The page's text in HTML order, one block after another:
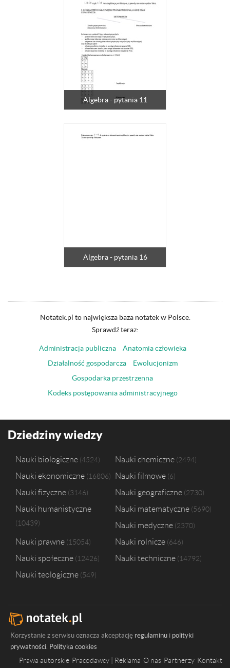
Algebra - pytania 11
Algebra - pytania 16
Notatek.pl to największa baza notatek w Polsce.
Sprawdź teraz:
Administracja publiczna
Anatomia człowieka
Działalność gospodarcza
Ewolucjonizm
Gospodarka przestrzenna
Kodeks postępowania administracyjnego
Dziedziny wiedzy
Nauki biologiczne 4524 Nauki chemiczne 2494
Nauki ekonomiczne 16806 Nauki filmowe 6
Nauki fizyczne 3146 Nauki geograficzne 2730
Nauki humanistyczne
10439
Nauki matematyczne 5690
Nauki medyczne 2370
Nauki prawne 15054 Nauki rolnicze 646
Nauki społeczne 12426 Nauki techniczne 14792
Nauki teologiczne 549
Korzystanie z serwisu oznacza akceptację regulaminu i polityki
prywatności. Polityka cookies
Prawa autorskie Pracodawcy | Reklama O nas Partnerzy Kontakt